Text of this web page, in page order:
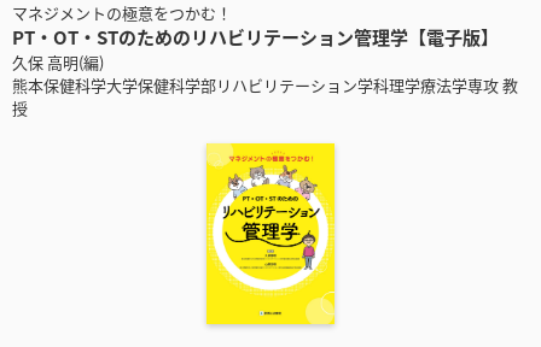
マネジメントの極意をつかむ！
PT・OT・STのためのリハビリテーション管理学【電子版】
久保 高明(編)
熊本保健科学大学保健科学部リハビリテーション学科理学療法学専攻 教
授